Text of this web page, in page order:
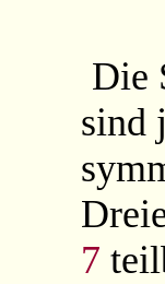
Die
sind
7